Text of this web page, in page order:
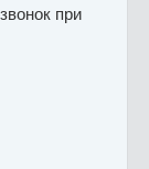
при